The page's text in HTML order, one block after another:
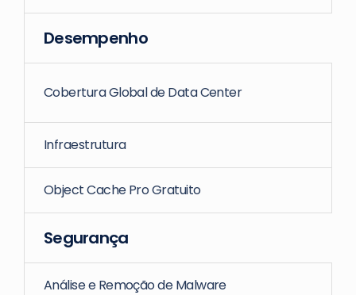
Desempenho
Cobertura Global de Data Center
Infraestrutura
Object Cache Pro Gratuito
Segurança
Análise e Remoção de Malware